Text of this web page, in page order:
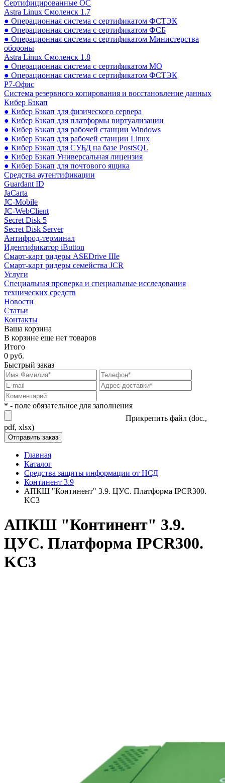
Сертифицированные ОС
Astra Linux Смоленск 1.7
● Операционная система с сертификатом ФСТЭК
● Операционная система с сертификатом ФСБ
● Операционная система с сертификатом Министерства
обороны
Astra Linux Смоленск 1.8
● Операционная система с сертификатом МО
● Операционная система с сертификатом ФСТЭК
Р7-Офис
Система резервного копирования и восстановление данных
Кибер Бэкап
● Кибер Бэкап для физического сервера
● Кибер Бэкап для платформы виртуализации
● Кибер Бэкап для рабочей станции Windows
● Кибер Бэкап для рабочей станции Linux
● Кибер Бэкап для СУБД на базе PostSQL
● Кибер Бэкап Универсальная лицензия
● Кибер Бэкап для почтового ящика
Средства аутентификации
Guardant ID
JaCarta
JC-Mobile
JC-WebClient
Secret Disk 5
Secret Disk Server
Антифрод-терминал
Идентификатор iButton
Смарт-карт ридеры ASEDrive IIIe
Смарт-карт ридеры семейства JCR
Услуги
Специальная проверка и специальные исследования
технических средств
Новости
Статьи
Контакты
Ваша корзина
В корзине еще нет товаров
Итого
0 руб.
Быстрый заказ
* - поле обязательное для заполнения
Прикрепить файл (doc.,
pdf, xlsx)
Главная
Каталог
Средства защиты информации от НСД
Континент 3.9
АПКШ "Континент" 3.9. ЦУС. Платформа IPCR300.
KC3
АПКШ "Континент" 3.9.
ЦУС. Платформа IPCR300.
KC3